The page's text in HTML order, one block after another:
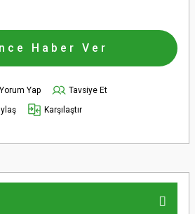
Haber Ver
Yorum Yap
Tavsiye Et
Karşılaştır